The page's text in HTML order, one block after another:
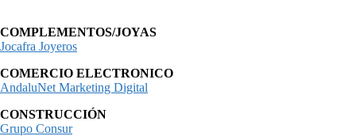
COMPLEMENTOS/JOYAS
Jocafra Joyeros
COMERCIO ELECTRONICO
AndaluNet Marketing Digital
CONSTRUCCIÓN
Grupo Consur